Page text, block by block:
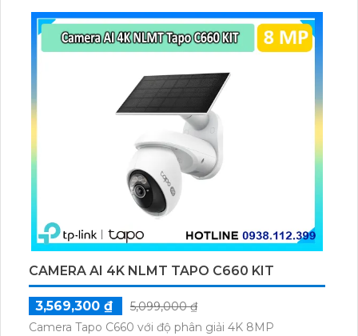
CAMERA AI 4K NLMT TAPO C660 KIT
3,569,300 ₫
5,099,000 ₫
Camera Tapo C660 với độ phân giải 4K 8MP